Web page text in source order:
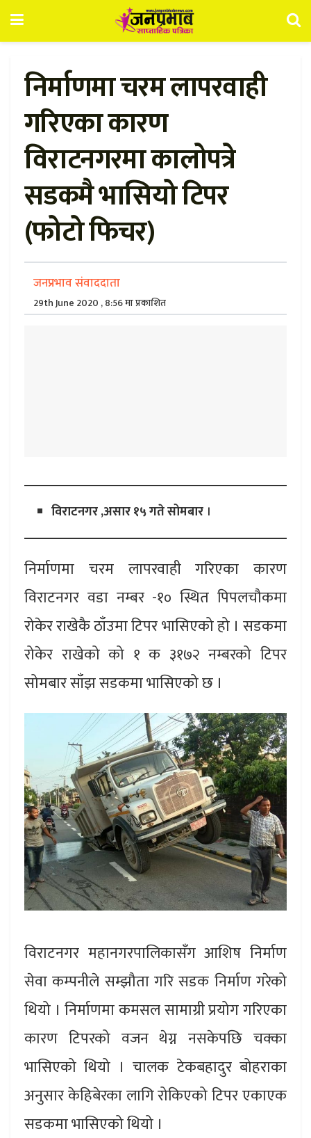
निर्माणमा चरम लापरवाही
गरिएका कारण
विराटनगरमा कालोपत्रे
सडकमै भासियो टिपर
(फोटो फिचर)
जनप्रभाव संवाददाता
29th June 2020 , 8:56 मा प्रकाशित
विराटनगर ,असार १५ गते सोमबार ।
निर्माणमा चरम लापरवाही गरिएका कारण
विराटनगर वडा नम्बर -१० स्थित पिपलचौकमा
रोकेर राखेकै ठाँउमा टिपर भासिएको हो । सडकमा
रोकेर राखेको को १ क ३१७२ नम्बरको टिपर
सोमबार साँझ सडकमा भासिएको छ ।
विराटनगर महानगरपालिकासँग आशिष निर्माण
सेवा कम्पनीले सम्झौता गरि सडक निर्माण गरेको
थियो । निर्माणमा कमसल सामाग्री प्रयोग गरिएका
कारण टिपरको वजन थेग्न नसकेपछि चक्का
भासिएको थियो । चालक टेकबहादुर बोहराका
अनुसार केहिबेरका लागि रोकिएको टिपर एकाएक
सडकमा भासिएको थियो ।